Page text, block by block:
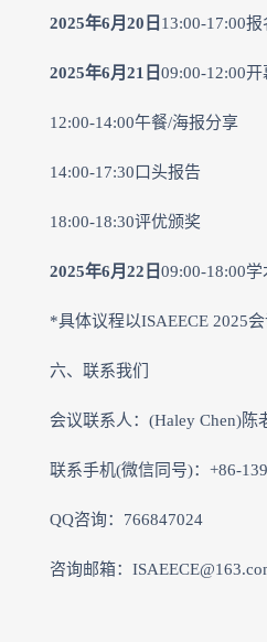
2025年6月20日 13:00-17:00
2025年6月21日09:00-12:00
12:00-14:00午餐/海报分享
14:00-17:30口头报告
18:00-18:30评优颁奖
2025年6月22日09:00-18:00
*具体议程以ISAEECE 2025
六、联系我们
会议联系人：(Haley Chen)陈
联系手机(微信同号)：+86-
QQ咨询：766847024
咨询邮箱：